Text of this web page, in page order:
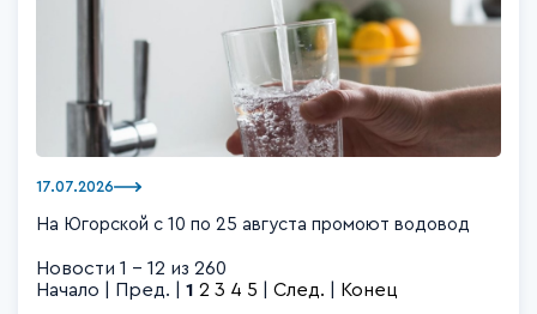
17.07.2026
На Югорской с 10 по 25 августа промоют водовод
Новости 1 - 12 из 260
Начало | Пред. | 1 2 3 4 5 След. Конец